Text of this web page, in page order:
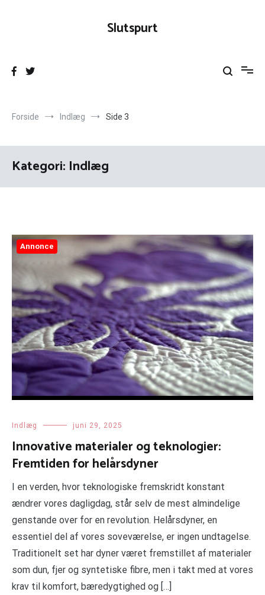
Slutspurt
Forside Indlæg Side 3
Kategori: Indlæg
Annonce
Indlæg juni 29, 2025
Innovative materialer og teknologier:
Fremtiden for helårsdyner
I en verden, hvor teknologiske fremskridt konstant
ændrer vores dagligdag, står selv de mest almindelige
genstande over for en revolution. Helårsdyner, en
essentiel del af vores soveværelse, er ingen undtagelse.
Traditionelt set har dyner været fremstillet af materialer
som dun, fjer og syntetiske fibre, men i takt med at vores
krav til komfort, bæredygtighed og […]